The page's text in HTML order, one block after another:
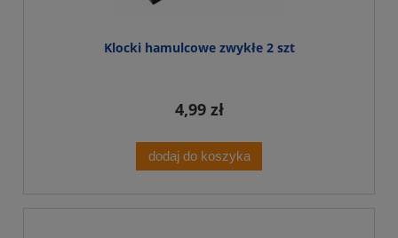
Klocki hamulcowe zwykłe 2 szt
4,99 zł
dodaj do koszyka